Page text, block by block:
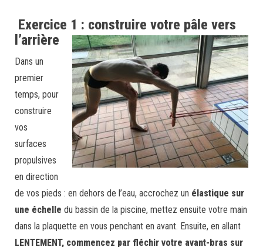
Exercice 1 : construire votre pâle vers
l’arrière
Dans un
premier
temps, pour
construire
vos
surfaces
propulsives
en direction
de vos pieds : en dehors de l’eau, accrochez un élastique sur
une échelle du bassin de la piscine, mettez ensuite votre main
dans la plaquette en vous penchant en avant. Ensuite, en allant
LENTEMENT, commencez par fléchir votre avant-bras sur